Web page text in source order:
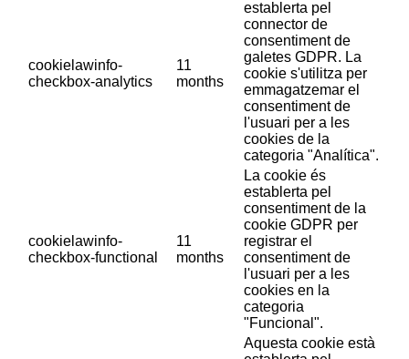
cookielawinfo-
checkbox-analytics
11
months
establerta pel
connector de
consentiment de
galetes GDPR. La
cookie s'utilitza per
emmagatzemar el
consentiment de
l'usuari per a les
cookies de la
categoria "Analítica".
cookielawinfo-
checkbox-functional
11
months
La cookie és
establerta pel
consentiment de la
cookie GDPR per
registrar el
consentiment de
l'usuari per a les
cookies en la
categoria
"Funcional".
Aquesta cookie està